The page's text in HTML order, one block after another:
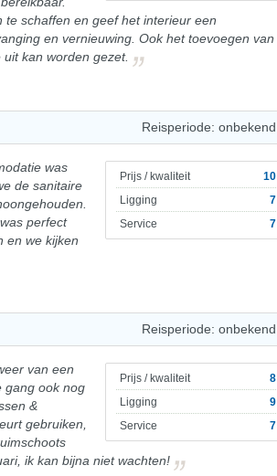
schaffen en geef het interieur een
en vernieuwing. Ook het toevoegen van
kan worden gezet.
Reisperiode: onbekend
Prijs / kwaliteit
10
Ligging
7
Service
7
was
de sanitaire
perfect
en we kijken
Reisperiode: onbekend
Prijs / kwaliteit
8
Ligging
9
Service
7
van een
gang ook nog
&
gebruiken,
ik kan bijna niet wachten!